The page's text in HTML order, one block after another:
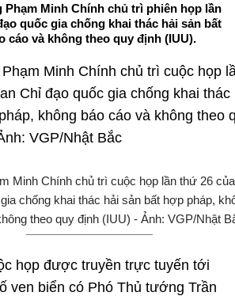
Phạm Minh Chính chủ trì phiên họp lần
quốc gia chống khai thác hải sản bất
cáo và không theo quy định (IUU).
Minh Chính chủ trì cuộc họp lần thứ 26
chống khai thác hải sản bất hợp pháp,
theo quy định (IUU) - Ảnh: VGP/Nhật
họp được truyền trực tuyến tới
ven biển có Phó Thủ tướng Trần